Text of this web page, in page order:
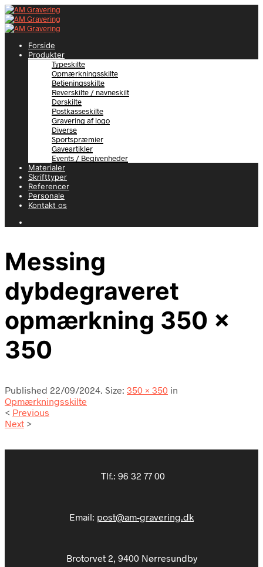
Forside
Produkter
Typeskilte
Opmærkningsskilte
Betjeningsskilte
Reverskilte / navneskilt
Dørskilte
Postkasseskilte
Gravering af logo
Diverse
Sportspræmier
Gaveartikler
Events / Begivenheder
Materialer
Skrifttyper
Referencer
Personale
Kontakt os
Messing
dybdegraveret
opmærkning 350 x
350
Published 22/09/2024. Size: 350 × 350 in
Opmærkningsskilte
< Previous
Next >
Tlf.: 96 32 77 00
Email: post@am-gravering.dk
Brotorvet 2, 9400 Nørresundby